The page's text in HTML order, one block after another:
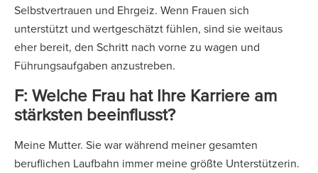
Selbstvertrauen und Ehrgeiz. Wenn Frauen sich
unterstützt und wertgeschätzt fühlen, sind sie weitaus
eher bereit, den Schritt nach vorne zu wagen und
Führungsaufgaben anzustreben.
F: Welche Frau hat Ihre Karriere am
stärksten beeinflusst?
Meine Mutter. Sie war während meiner gesamten
beruflichen Laufbahn immer meine größte Unterstützerin.